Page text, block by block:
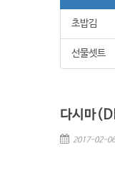
초밥김
선물셋트
다시마
2017-02-06